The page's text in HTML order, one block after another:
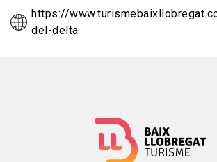
https://
del-delta